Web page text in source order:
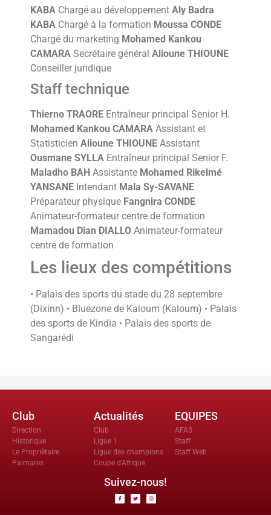
KABA Chargé au développement Aly Badra
KABA Chargé à la formation Moussa CONDE
Chargé du marketing Mohamed Kankou
CAMARA Secrétaire général Alioune THIOUNE
Conseiller juridique
Staff technique
Thierno TRAORE Entraîneur principal Senior H.
Mohamed Kankou CAMARA Assistant et
Statisticien Alioune THIOUNE Assistant
Ousmane SYLLA Entraîneur principal Senior F.
Maladho BAH Assistante Mohamed Rikelmé
YANSANE Intendant Mala Sy-SAVANE
Préparateur physique Fangnira CONDE
Animateur-formateur centre de formation
Mamadou Dian DIALLO Animateur-formateur
centre de formation
Les lieux des compétitions
• Palais des sports du stade du 28 septembre
(Dixinn) • Bluezone de Kaloum (Kaloum) • Palais
des sports de Kindia • Palais des sports de
Sangarédi
Club
Direction
Historique
Le Propriètaire
Palmares
Actualités
Club
Ligue 1
Ligue des champions
Coupe d'Afrique
EQUIPES
AFAS
Staff
Staff Web
Suivez-nous!